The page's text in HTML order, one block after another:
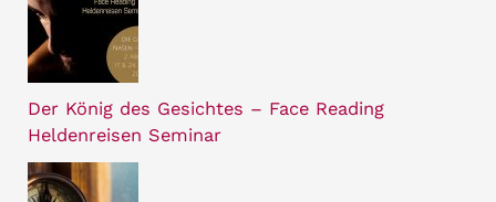
Der König des Gesichtes – Face Reading
Heldenreisen Seminar